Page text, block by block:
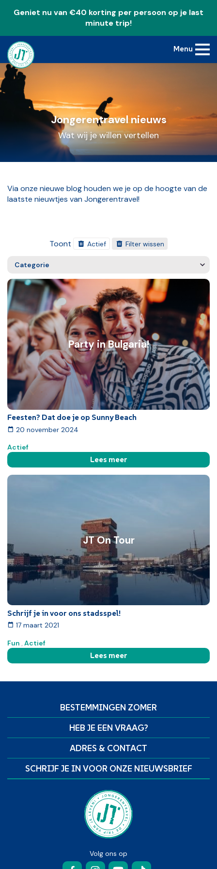
Geniet nu van €40 korting per persoon op je last
minute trip!
Menu
Jongerentravel nieuws
Wat wij je willen vertellen
Via onze nieuwe blog houden we je op de hoogte van de
laatste nieuwtjes van Jongerentravel!
Toont Actief Filter wissen
Categorie
Feesten? Dat doe je op Sunny Beach
20 november 2024
Actief
Lees meer
Party in Bulgaria!
Schrijf je in voor ons stadsspel!
17 maart 2021
Fun ,Actief
Lees meer
JT On Tour
BESTEMMINGEN ZOMER
HEB JE EEN VRAAG?
ADRES & CONTACT
SCHRIJF JE IN VOOR ONZE NIEUWSBRIEF
Volg ons op